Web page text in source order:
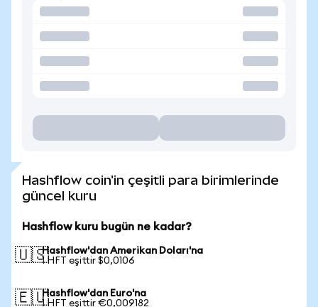
Hashflow coin'in çeşitli para birimlerinde
güncel kuru
Hashflow kuru bugün ne kadar?
🇺🇸Hashflow'dan Amerikan Doları'na
1 HFT eşittir $0,0106
🇪🇺Hashflow'dan Euro'na
1 HFT eşittir €0,009182